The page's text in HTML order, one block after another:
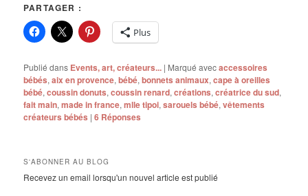
PARTAGER :
Plus
Publié dans Events, art, créateurs... | Marqué avecaccessoires
bébés,aix en provence,bébé,bonnets animaux,cape à oreilles
bébé,coussin donuts,coussin renard,créations,créatrice du sud,
fait main,made in france,mlle tipoi,sarouels bébé,vêtements
créateurs bébés |6 Réponses
S'ABONNER AU BLOG
Recevez un email lorsqu'un nouvel article est publié